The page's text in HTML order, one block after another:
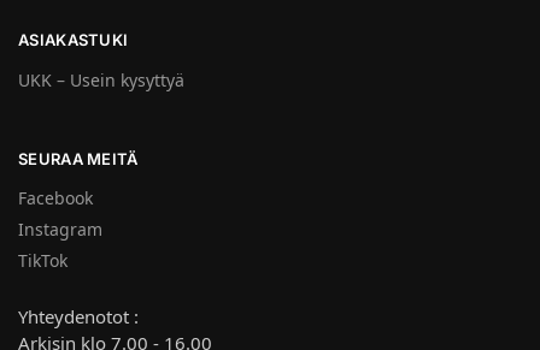
ASIAKASTUKI
UKK – Usein kysyttyä
SEURAA MEITÄ
Facebook
Instagram
TikTok
Yhteydenotot :
Arkisin klo 7.00 - 16.00